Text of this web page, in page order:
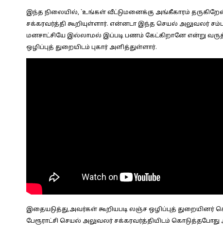
இந்த நிலையில், `உங்கள் வீட்டுமனைக்கு அங்கீகாரம்
சக்கரவர்த்தி கூறியுள்ளார். என்னடா இந்த செயல் அலுவலர்
மனசாட்சியே இல்லாமல் இப்படி பணம் கேட்கிறானே என்று
ஒழிப்புத் துறையிடம் புகார் அளித்துள்ளார்.
இதையடுத்து,அவர்கள் கூறியபடி லஞ்ச ஒழிப்புத் துறையினர்
பேரூராட்சி செயல் அலுவலர் சக்கரவர்த்தியிடம்